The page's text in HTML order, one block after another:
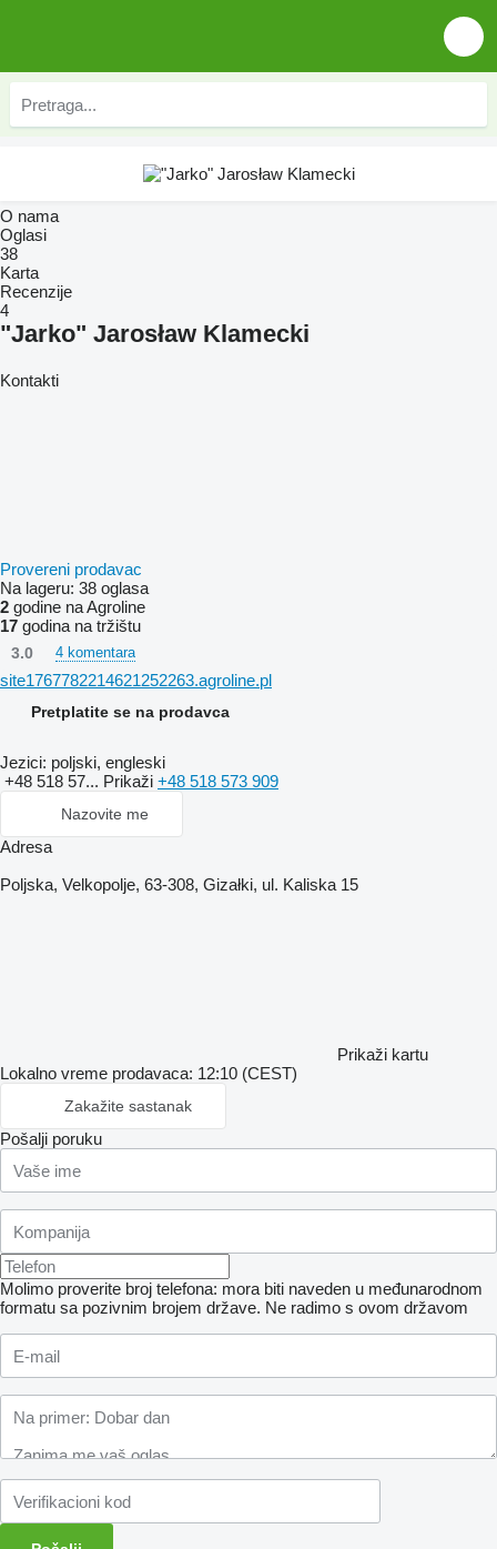
O nama
Oglasi
38
Karta
Recenzije
4
"Jarko" Jarosław Klamecki
Kontakti
Provereni prodavac
Na lageru: 38 oglasa
2 godine na Agroline
17 godina na tržištu
3.0 4 komentara
site1767782214621252263.agroline.pl
Pretplatite se na prodavca
Jezici: poljski, engleski
+48 518 57... Prikaži +48 518 573 909
Nazovite me
Adresa
Poljska, Velkopolje, 63-308, Gizałki, ul. Kaliska 15
Prikaži kartu
Lokalno vreme prodavaca: 12:10 (CEST)
Zakažite sastanak
Pošalji poruku
Molimo proverite broj telefona: mora biti naveden u međunarodnom
formatu sa pozivnim brojem države. Ne radimo s ovom državom